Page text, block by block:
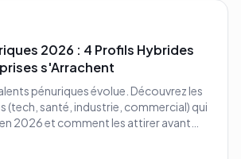
2026 : 4 Profils Hybrides
s'Arrachent
pénuriques évolue. Découvrez les
(tech, santé, industrie, commercial) qui
2026 et comment les attirer avant